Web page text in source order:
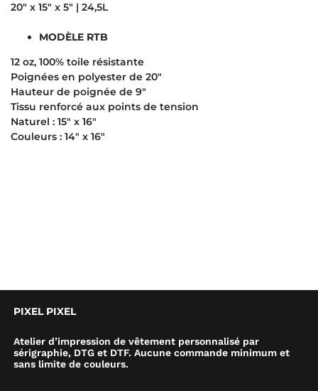
20″ x 15″ x 5″ | 24,5L
MODÈLE RTB
12 oz, 100% toile résistante
Poignées en polyester de 20″
Hauteur de poignée de 9″
Tissu renforcé aux points de tension
Naturel : 15″ x 16″
Couleurs : 14″ x 16″
PIXEL PIXEL
Atelier d’impression de vêtement personnalisé par
sérigraphie, DTG et DTF. Aucune commande minimum et
sans limite de couleurs.